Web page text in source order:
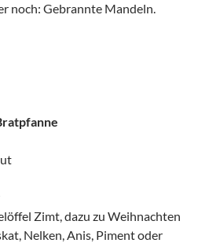
noch: Gebrannte Mandeln.
Zimt, dazu zu Weihnachten
Nelken, Anis, Piment oder